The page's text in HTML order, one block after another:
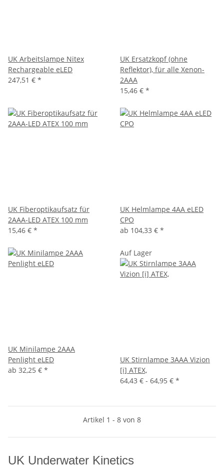
UK Arbeitslampe Nitex
Rechargeable eLED
247,51 € *
UK Ersatzkopf (ohne
Reflektor), für alle Xenon-
2AAA
15,46 € *
UK Fiberoptikaufsatz für
2AAA-LED ATEX 100 mm
15,46 € *
UK Helmlampe 4AA eLED
CPO
ab 104,33 € *
UK Minilampe 2AAA
Penlight eLED
ab 32,25 € *
Auf Lager
UK Stirnlampe 3AAA Vizion
[i] ATEX,
64,43 € - 64,95 € *
Artikel 1 - 8 von 8
UK Underwater Kinetics